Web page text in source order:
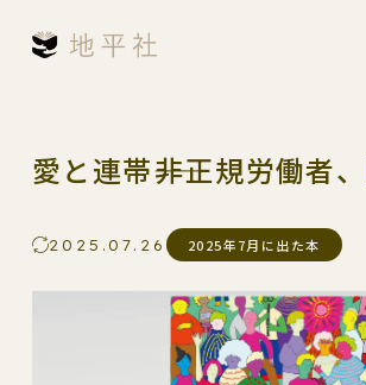
愛と連帯――非正規労働者
2025.07.26 2025年7月に出た本